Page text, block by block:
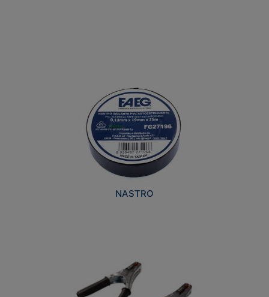
NASTRO